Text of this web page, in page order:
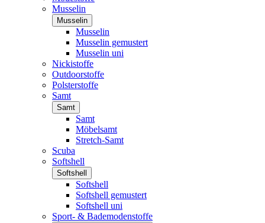
Musselin
Musselin
Musselin
Musselin gemustert
Musselin uni
Nickistoffe
Outdoorstoffe
Polsterstoffe
Samt
Samt
Samt
Möbelsamt
Stretch-Samt
Scuba
Softshell
Softshell
Softshell
Softshell gemustert
Softshell uni
Sport- & Bademodenstoffe